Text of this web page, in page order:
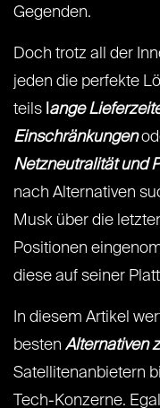
Gegenden.
Doch trotz all der
jeden die perfekte
teils ange
Einschränkungen
Netzneutralität und
nach Alternativen
Musk über die
Positionen
diese auf seiner
In diesem Artikel
besten Alternativen
Satellitenanbietern
Tech-Konzerne.